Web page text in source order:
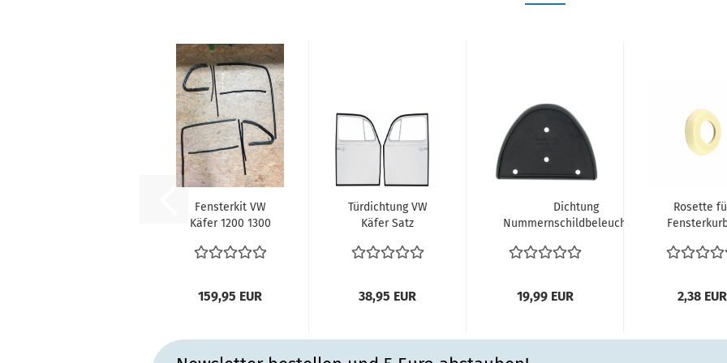
Fensterkit VW
Käfer 1200 1300
Dickholmer...
159,95 EUR
Türdichtung VW
Käfer Satz
(links und...
38,95 EUR
Dichtung
Nummernschildbeleuchtung
19,99 EUR
Rosette
Stück
2,38 EUR